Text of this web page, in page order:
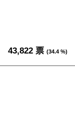
43,822 票 (34.4 %)